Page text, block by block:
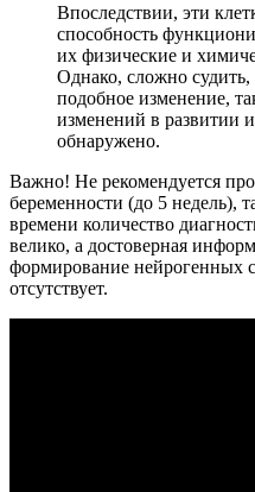
Впоследствии, эти
способность
их физические и
Однако, сложно судить,
подобное изменение,
изменений в развитии
обнаружено.
Важно! Не рекомендуется
беременности (до 5 недель),
времени количество
велико, а достоверная
формирование нейрогенных
отсутствует.